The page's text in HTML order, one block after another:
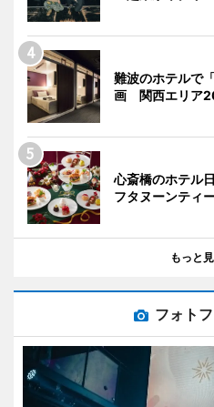
難波のホテルで
画 関西エリア
心斎橋のホテル
フタヌーンティ
もっと
フォト